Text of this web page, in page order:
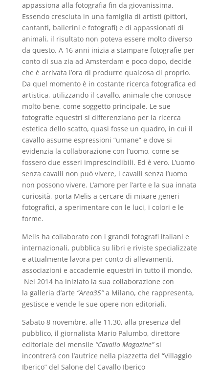
appassiona alla fotografia fin da giovanissima.
Essendo cresciuta in una famiglia di artisti (pittori,
cantanti, ballerini e fotografi) e di appassionati di
animali, il risultato non poteva essere molto diverso
da questo. A 16 anni inizia a stampare fotografie per
conto di sua zia ad Amsterdam e poco dopo, decide
che è arrivata l’ora di produrre qualcosa di proprio.
Da quel momento è in costante ricerca fotografica ed
artistica, utilizzando il cavallo, animale che conosce
molto bene, come soggetto principale. Le sue
fotografie equestri si differenziano per la ricerca
estetica dello scatto, quasi fosse un quadro, in cui il
cavallo assume espressioni “umane” e dove si
evidenzia la collaborazione con l’uomo, come se
fossero due esseri imprescindibili. Ed è vero. L’uomo
senza cavalli non può vivere, i cavalli senza l’uomo
non possono vivere. L’amore per l’arte e la sua innata
curiosità, porta Melis a cercare di mixare generi
fotografici, a sperimentare con le luci, i colori e le
forme.
Melis ha collaborato con i grandi fotografi italiani e
internazionali, pubblica su libri e riviste specializzate
e attualmente lavora per conto di allevamenti,
associazioni e accademie equestri in tutto il mondo.
Nel 2014 ha iniziato la sua collaborazione con
la galleria d’arte “Area35”a Milano, che rappresenta,
gestisce e vende le sue opere non editoriali.
Sabato 8 novembre, alle 11,30, alla presenza del
pubblico, il giornalista Mario Palumbo, direttore
editoriale del mensile “Cavallo Magazine”si
incontrerà con l’autrice nella piazzetta del “Villaggio
Iberico” del Salone del Cavallo Iberico